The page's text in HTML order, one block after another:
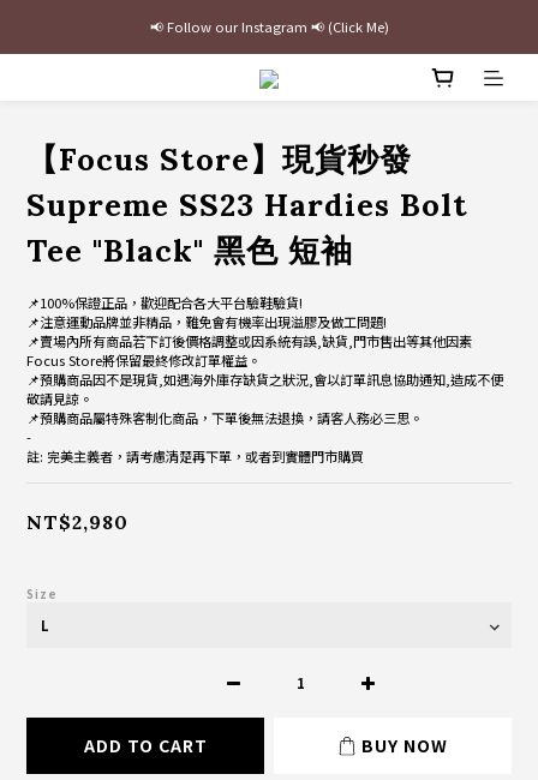
最新三方聯名倒鉤，火熱預購接單中🔥
加入官網會員即贈$100購物金
【Focus Store】現貨秒發
Supreme SS23 Hardies Bolt
Tee "Black" 黑色 短袖
📌100%保證正品，歡迎配合各大平台驗鞋驗貨!
📌注意運動品牌並非精品，難免會有機率出現溢膠及做工問題!
📌賣場內所有商品若下訂後價格調整或因系統有誤,缺貨,門市售出等其他因素
Focus Store將保留最終修改訂單權益。
📌預購商品因不是現貨,如遇海外庫存缺貨之狀況,會以訂單訊息協助通知,造成不便
敬請見諒。
📌預購商品屬特殊客制化商品，下單後無法退換，請客人務必三思。
-
註: 完美主義者，請考慮清楚再下單，或者到實體門市購買
NT$2,980
Size
ADD TO CART BUY NOW